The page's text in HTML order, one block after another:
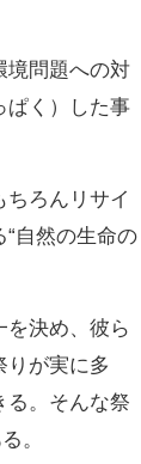
境問題への対
ぱく）した事
ろんリサイ
自然の生命の
決め、彼ら
りが実に多
る。そんな祭
。